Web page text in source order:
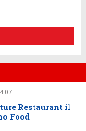
Restaurant il
Food